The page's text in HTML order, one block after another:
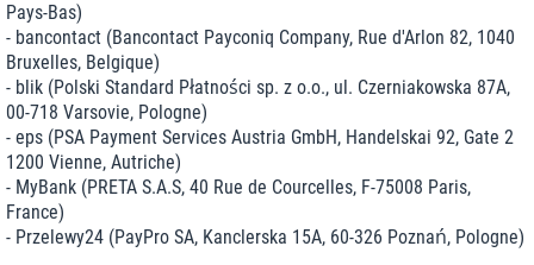
Pays-Bas)
- bancontact (Bancontact Payconiq Company, Rue d'Arlon 82, 1040
Bruxelles, Belgique)
- blik (Polski Standard Płatności sp. z o.o., ul. Czerniakowska 87A,
00-718 Varsovie, Pologne)
- eps (PSA Payment Services Austria GmbH, Handelskai 92, Gate 2
1200 Vienne, Autriche)
- MyBank (PRETA S.A.S, 40 Rue de Courcelles, F-75008 Paris,
France)
- Przelewy24 (PayPro SA, Kanclerska 15A, 60-326 Poznań, Pologne)